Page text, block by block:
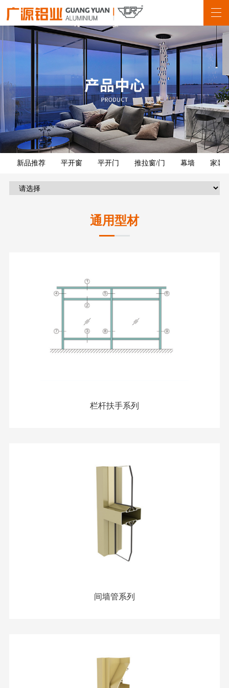
新品推荐 平开窗 平开门 推拉窗/门 幕墙 家装
通用型材
栏杆扶手系列
间墙管系列